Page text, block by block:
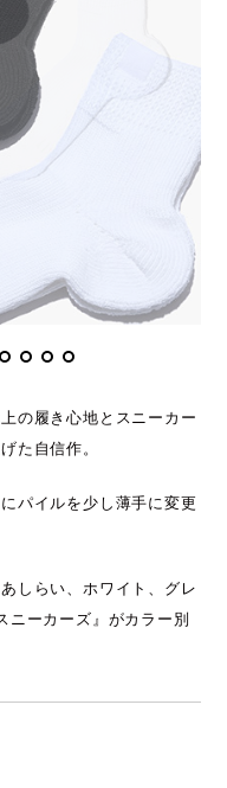
の履き心地とスニーカー
た自信作。
パイルを少し薄手に変更
しらい、ホワイト、グレ
ニーカーズ』がカラー別